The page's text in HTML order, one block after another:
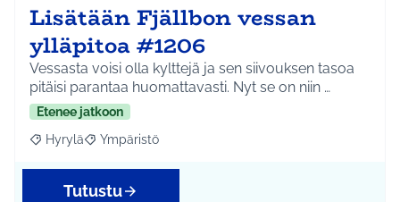
Lisätään Fjällbon vessan
ylläpitoa #1206
Vessasta voisi olla kylttejä ja sen siivouksen tasoa
pitäisi parantaa huomattavasti. Nyt se on niin …
Etenee jatkoon
Rajaa tulokset aihepiirin mukaan: Hyrylä
Hyrylä Rajaa tulokset teeman mukaan: Ympäristö
Ympäristö
Tutustu